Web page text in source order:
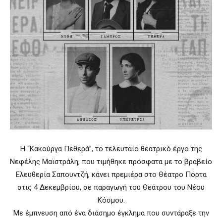
Η “Κακούργα Πεθερά”, το τελευταίο θεατρικό έργο της
Νεφέλης Μαϊστράλη, που τιμήθηκε πρόσφατα με το βραβείο
Ελευθερία Σαπουντζή, κάνει πρεμιέρα στο Θέατρο Πόρτα
στις 4 Δεκεμβρίου, σε παραγωγή του Θεάτρου του Νέου
Κόσμου.
Με έμπνευση από ένα διάσημο έγκλημα που συντάραξε την